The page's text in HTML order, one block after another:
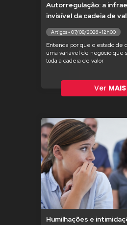
Autorregulação: a
invisível da cadeia de
Artigos - 07/08/2026 - 12h00
Entenda por que o estado de
uma variável de negócio que
toda a cadeia de valor
Ver MAIS
Humilhações e